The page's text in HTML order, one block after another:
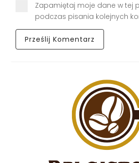
Zapamiętaj moje dane w tej
podczas pisania kolejnych